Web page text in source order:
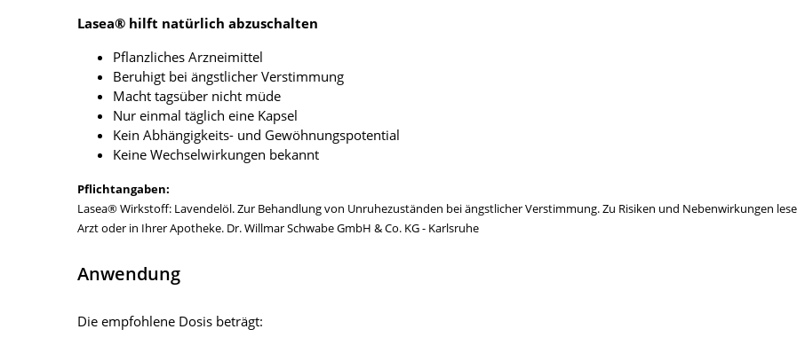
Lasea® hilft natürlich abzuschalten
Pflanzliches Arzneimittel
Beruhigt bei ängstlicher Verstimmung
Macht tagsüber nicht müde
Nur einmal täglich eine Kapsel
Kein Abhängigkeits- und Gewöhnungspotential
Keine Wechselwirkungen bekannt
Pflichtangaben:
Lasea® Wirkstoff: Lavendelöl. Zur Behandlung von Unruhezuständen bei ängstlicher Verstimmung. Zu Risiken und Nebenwirkungen
Arzt oder in Ihrer Apotheke. Dr. Willmar Schwabe GmbH & Co. KG - Karlsruhe
Anwendung
Die empfohlene Dosis beträgt: